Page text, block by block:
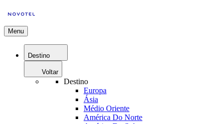
Menu
Destino
Voltar
Destino
Europa
Ásia
Médio Oriente
América Do Norte